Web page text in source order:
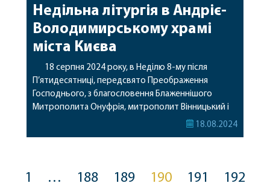
Недільна літургія в Андріє-
Володимирському храмі
міста Києва
18 серпня 2024 року, в Неділю 8-му після
П’ятидесятниці, передсвято Преображення
Господнього, з благословення Блаженнішого
Митрополита Онуфрія, митрополит Вінницький і
Барський Варсонофій звершив Божественну
богослужіння архіпастир підніс особливі молитви
18.08.2024
1 … 188 189 190 191
192